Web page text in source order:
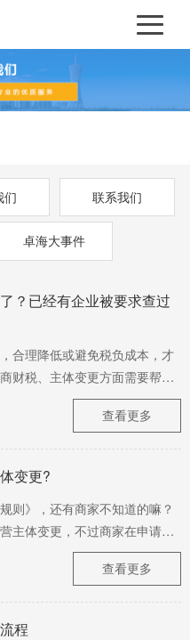
们 联系我们
卓海大事件
？已经有企业被要求查过
合理降低或避免税负成本，才
财税、主体变更方面需要帮助
查看更多
变更?
则》，还有商家不知道的嘛？
主体变更，不过商家在申请天
程，下面广州卓海就向大家介
查看更多
程